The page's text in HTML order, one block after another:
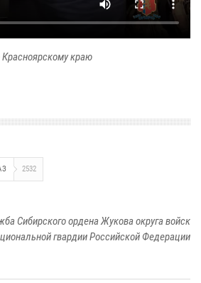
краю
2532
Сибирского ордена Жукова округа войск
гвардии Российской Федерации